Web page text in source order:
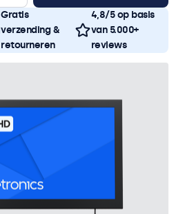
Gratis
verzending &
retourneren
4,8/5 op basis
van 5.000+
reviews